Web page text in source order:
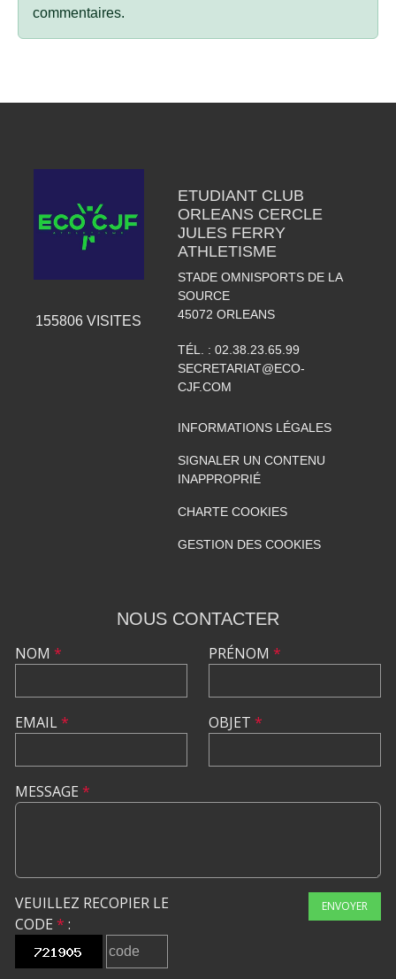
commentaires.
155806 VISITES
ETUDIANT CLUB
ORLEANS CERCLE
JULES FERRY
ATHLETISME
STADE OMNISPORTS DE LA
SOURCE
45072 ORLEANS
TÉL. : 02.38.23.65.99
SECRETARIAT@ECO-
CJF.COM
INFORMATIONS LÉGALES
SIGNALER UN CONTENU
INAPPROPRIÉ
CHARTE COOKIES
GESTION DES COOKIES
NOUS CONTACTER
NOM *
EMAIL*
PRÉNOM *
OBJET *
MESSAGE *
VEUILLEZ RECOPIER LE
CODE * :
ENVOYER